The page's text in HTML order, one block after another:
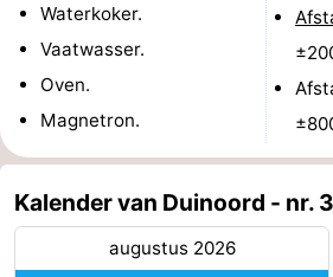
-
Nieuws
Medische
Waterkoker.
Vaatwasser.
Oven.
Magnetron.
Kalender van Duinoord - nr. 3
augustus 2026